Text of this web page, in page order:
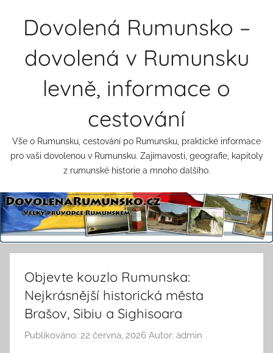
Dovolená Rumunsko –
dovolená v Rumunsku
levně, informace o
cestování
Vše o Rumunsku, cestování po Rumunsku, praktické informace
pro vaši dovolenou v Rumunsku. Zajímavosti, geografie, kapitoly
z rumunské historie a mnoho dalšího.
Objevte kouzlo Rumunska:
Nejkrásnější historická města
Brašov, Sibiu a Sighisoara
Publikováno: 22 června, 2026 Autor: admin